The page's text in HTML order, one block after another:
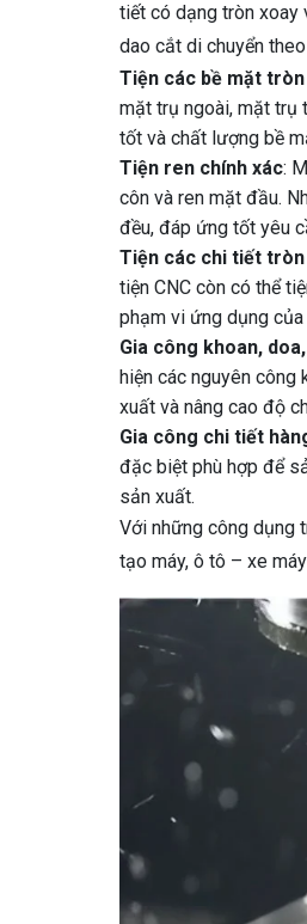
tiết có dạng tròn xoay
dao cắt di chuyển
Tiện các bề mặt
mặt trụ ngoài, mặt trụ
tốt và chất lượng bề
Tiện ren chính xác:
côn và ren mặt đầu.
đều, đáp ứng tốt yêu
Tiện các chi tiết
tiện CNC còn có thể
phạm vi ứng dụng
Gia công khoan,
hiện các nguyên
xuất và nâng cao độ
Gia công chi tiết
đặc biệt phù hợp để
sản xuất.
Với những công dụng
tạo máy, ô tô – xe